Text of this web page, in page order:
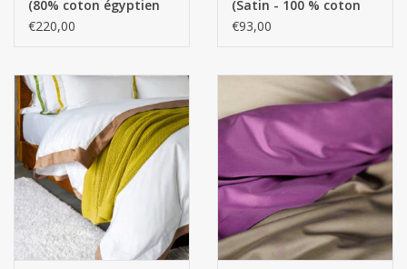
(80% coton égyptien
GIZA - Fils extra longs -
€220,00
(Satin - 100 % coton
égyptien GIZA - Fils
€93,00